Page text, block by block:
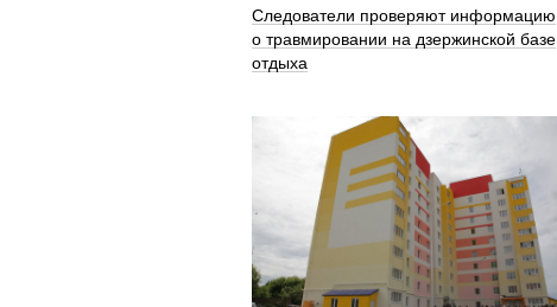
Следователи проверяют информацию
о травмировании на дзержинской базе
отдыха